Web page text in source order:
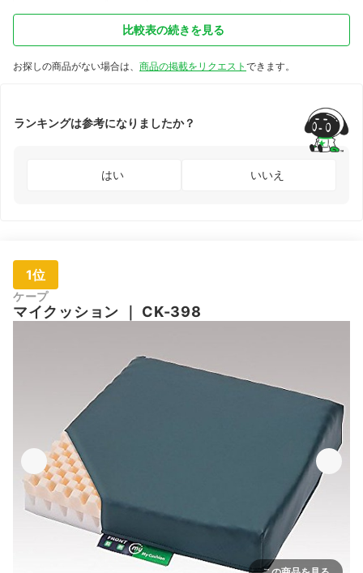
比較表の続きを見る
お探しの商品がない場合は、 商品の掲載をリクエスト できます。
ランキングは参考になりましたか？
はい いいえ
1位
ケープ
マイクッション CK-398